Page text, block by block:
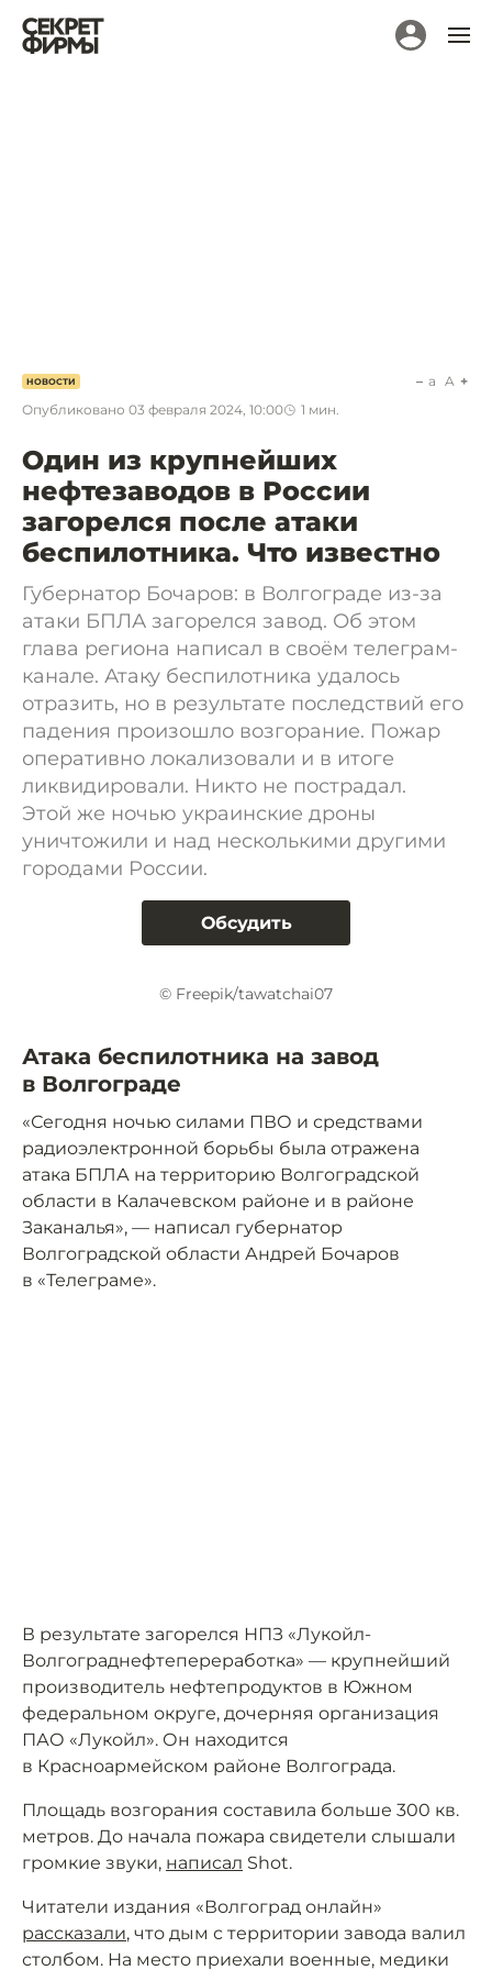
НОВОСТИ
Опубликовано 03 февраля 2024, 10:00 1 мин.
a A
Один из крупнейших
нефтезаводов в России
загорелся после атаки
беспилотника. Что известно
Губернатор Бочаров: в Волгограде из-за
атаки БПЛА загорелся завод. Об этом
глава региона написал в своём телеграм-
канале. Атаку беспилотника удалось
отразить, но в результате последствий его
падения произошло возгорание. Пожар
оперативно локализовали и в итоге
ликвидировали. Никто не пострадал.
Этой же ночью украинские дроны
уничтожили и над несколькими другими
городами России.
Обсудить
© Freepik/tawatchai07
Атака беспилотника на завод
в Волгограде
«Сегодня ночью силами ПВО и средствами
радиоэлектронной борьбы была отражена
атака БПЛА на территорию Волгоградской
области в Калачевском районе и в районе
Заканалья», — написал губернатор
Волгоградской области Андрей Бочаров
в «Телеграме».
В результате загорелся НПЗ «Лукойл-
Волгограднефтепереработка» — крупнейший
производитель нефтепродуктов в Южном
федеральном округе, дочерняя организация
ПАО «Лукойл». Он находится
в Красноармейском районе Волгограда.
Площадь возгорания составила больше 300 кв.
метров. До начала пожара свидетели слышали
громкие звуки, написал Shot.
Читатели издания «Волгоград онлайн»
рассказали, что дым с территории завода валил
столбом. На место приехали военные, медики